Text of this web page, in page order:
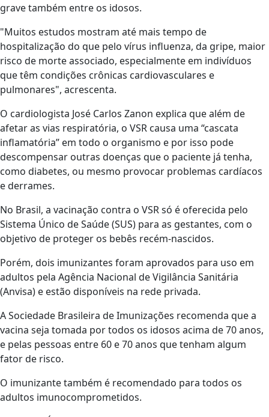
grave também entre os idosos.
"Muitos estudos mostram até mais tempo de
hospitalização do que pelo vírus influenza, da gripe, maior
risco de morte associado, especialmente em indivíduos
que têm condições crônicas cardiovasculares e
pulmonares", acrescenta.
O cardiologista José Carlos Zanon explica que além de
afetar as vias respiratória, o VSR causa uma “cascata
inflamatória” em todo o organismo e por isso pode
descompensar outras doenças que o paciente já tenha,
como diabetes, ou mesmo provocar problemas cardíacos
e derrames.
No Brasil, a vacinação contra o VSR só é oferecida pelo
Sistema Único de Saúde (SUS) para as gestantes, com o
objetivo de proteger os bebês recém-nascidos.
Porém, dois imunizantes foram aprovados para uso em
adultos pela Agência Nacional de Vigilância Sanitária
(Anvisa) e estão disponíveis na rede privada.
A Sociedade Brasileira de Imunizações recomenda que a
vacina seja tomada por todos os idosos acima de 70 anos,
e pelas pessoas entre 60 e 70 anos que tenham algum
fator de risco.
O imunizante também é recomendado para todos os
adultos imunocomprometidos.